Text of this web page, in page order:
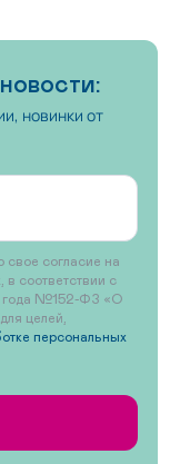
новинки от
согласие на
соответствии с
года №152-ФЗ «О
целей,
персональных